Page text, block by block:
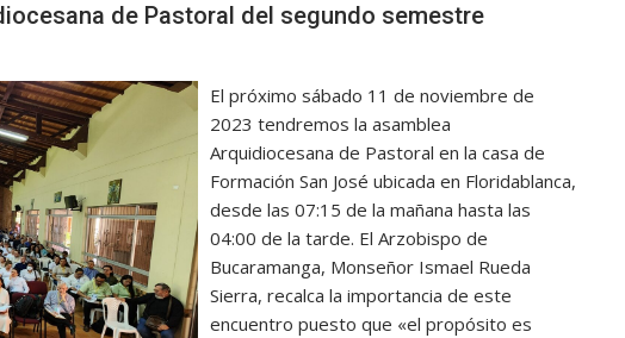
de Pastoral del segundo semestre
El próximo sábado 11 de noviembre de
2023 tendremos la asamblea
Arquidiocesana de Pastoral en la casa de
Formación San José ubicada en Floridablanca,
desde las 07:15 de la mañana hasta las
04:00 de la tarde. El Arzobispo de
Bucaramanga, Monseñor Ismael Rueda
Sierra, recalca la importancia de este
encuentro puesto que «el propósito es